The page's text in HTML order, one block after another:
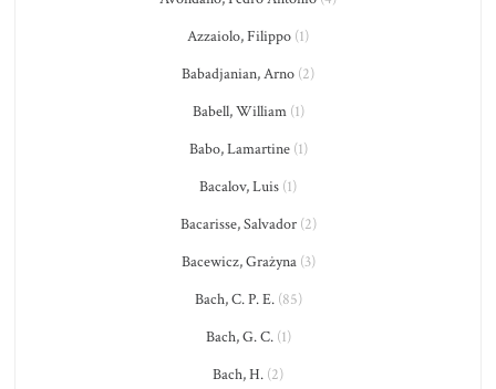
Azzaiolo, Filippo (1)
Babadjanian, Arno (2)
Babell, William(1)
Babo, Lamartine(1)
Bacalov, Luis (1)
Bacarisse, Salvador(2)
Bacewicz, Grażyna(3)
Bach, C. P. E.(85)
Bach, G. C.(1)
Bach, H. (2)